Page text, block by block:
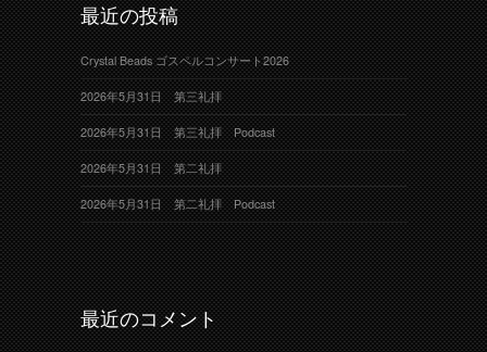
最近の投稿
Crystal Beads ゴスペルコンサート2026
2026年5月31日 第三礼拝
2026年5月31日 第三礼拝 Podcast
2026年5月31日 第二礼拝
2026年5月31日 第二礼拝 Podcast
最近のコメント